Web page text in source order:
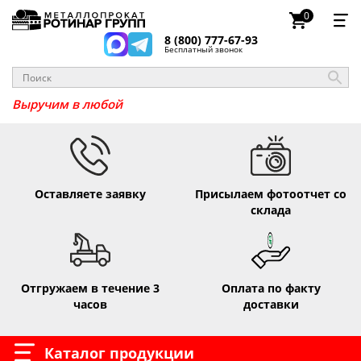
8 (800) 777-67-93
Бесплатный звонок
0
Выручим _
Оставляете заявку
Присылаем фотоотчет со
склада
Отгружаем в течение 3
часов
Оплата по факту
доставки
Каталог продукции